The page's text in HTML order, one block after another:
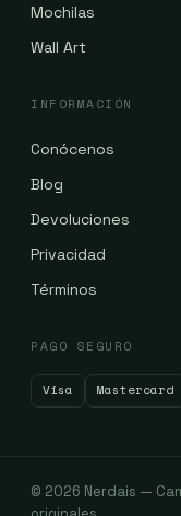
Mochilas
Wall Art
INFORMACIÓN
Conócenos
Blog
Devoluciones
Privacidad
Términos
PAGO SEGURO
Visa Mastercard
© 2026 Nerdais —